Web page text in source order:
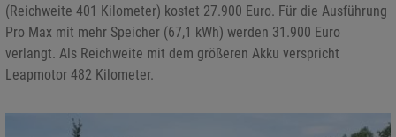
(Reichweite 401 Kilometer) kostet 27.900 Euro. Für die Ausführung
Pro Max mit mehr Speicher (67,1 kWh) werden 31.900 Euro
verlangt. Als Reichweite mit dem größeren Akku verspricht
Leapmotor 482 Kilometer.